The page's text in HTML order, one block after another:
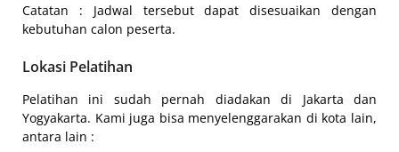
Catatan : Jadwal tersebut dapat disesuaikan dengan
kebutuhan calon peserta.
Lokasi Pelatihan
Pelatihan ini sudah pernah diadakan di Jakarta dan
Yogyakarta. Kami juga bisa menyelenggarakan di kota lain,
antara lain :